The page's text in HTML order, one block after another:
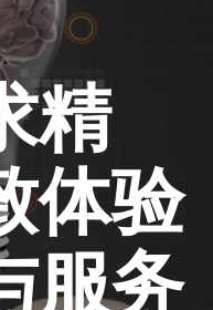
精
体验
服务